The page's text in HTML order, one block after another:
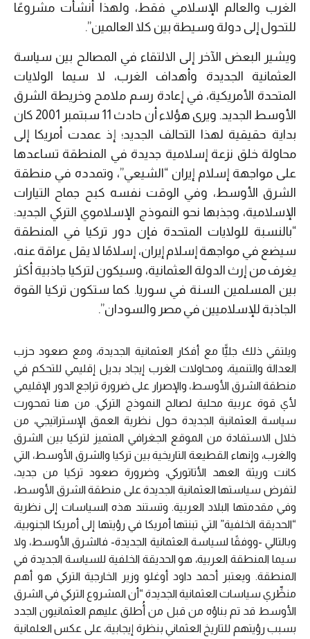
الغرب والعالم الإسلامي فقط، ولهذا أنشأت مشروعًا
للتحول إلى دولة وسيطة بين كلا العالمين”.
ويشير البعض الآخر إلى الالتقاء في المصالح بين سياسة
العثمانية الجديدة وأهداف الغرب، لا سيما الولايات
المتحدة الأمريكية، في إعادة رسم ملامح وخريطة الشرق
الأوسط الجديد. ويرى هؤلاء أن حادث 11 سبتمبر 2001 كان
بداية حقيقية لهذا التحالف الجديد؛ إذ عمدت أمريكا إلى
محاولة خلق نزعة إسلامية جديدة في المنطقة تساعدها
على مواجهة إسلام إيران “الشيعي”، وتمدده في منطقة
الشرق الأوسط، وفي الوقت نفسه كبح جماح التيارات
الإسلامية، وجذبها نحو النموذج الإسلاموي التركي الجديد:
“بالنسبة للولايات المتحدة فإن دور تركيا في المنطقة
سيضع في مواجهة إسلام إيران، إسلامًا لا يقل عراقة عنه،
يغرف من إرث الدولة العثمانية، وسيكون لتركيا جاذبية أكثر
بين المسلمين السنة في سوريا. كما ستكون تركيا القوة
الجاذبة للإسلاميين في مصر والسودان”.
ويلتقي ذلك جليًّا مع أفكار العثمانية الجديدة، ومع صعود حزب
العدالة والتنمية، ومحاولات الغرب إيجاد بديل إقليمي للتحكم في
منطقة الشرق الأوسط، والإصرار على ضرورة تراجع الدور الإقليمي
لأي قوة عربية محلية لصالح النموذج التركي. من هنا تمحورت
سياسة العثمانية الجديدة حول نظرية العمق الإستراتيجي، من
خلال الاستفادة من الموقع الجغرافي المتميز لتركيا بين الشرق
والغرب، وإنهاء القطيعة التاريخية بين تركيا والشرق الأوسط، التي
كانت وريثة العهد الأتاتوركي، وضرورة صعود تركيا من جديد،
لتفرض سياستها العثمانية الجديدة على منطقة الشرق الأوسط،
وفي مقدمتها البلاد العربية. وتستند هذه السياسات إلى نظرية
“الحديقة الخلفية” التي تبنتها أمريكا في رؤيتها إلى أمريكا الجنوبية،
وبالتالي -ووفقًا لسياسة العثمانية الجديدة- فالشرق الأوسط، ولا
سيما المنطقة العربية، هو الحديقة الخلفية للسياسة الجديدة في
المنطقة. ويعتبر أحمد داود أوغلو وزير الخارجية التركي هو أهم
منظِّري سياسات العثمانية الجديدة “أن المشروع التركي في الشرق
الأوسط قد تم بناؤه من قبل من أُطلق عليهم العثمانيون الجدد
بسبب رؤيتهم للتاريخ العثماني بنظرة إيجابية، على عكس العلمانية